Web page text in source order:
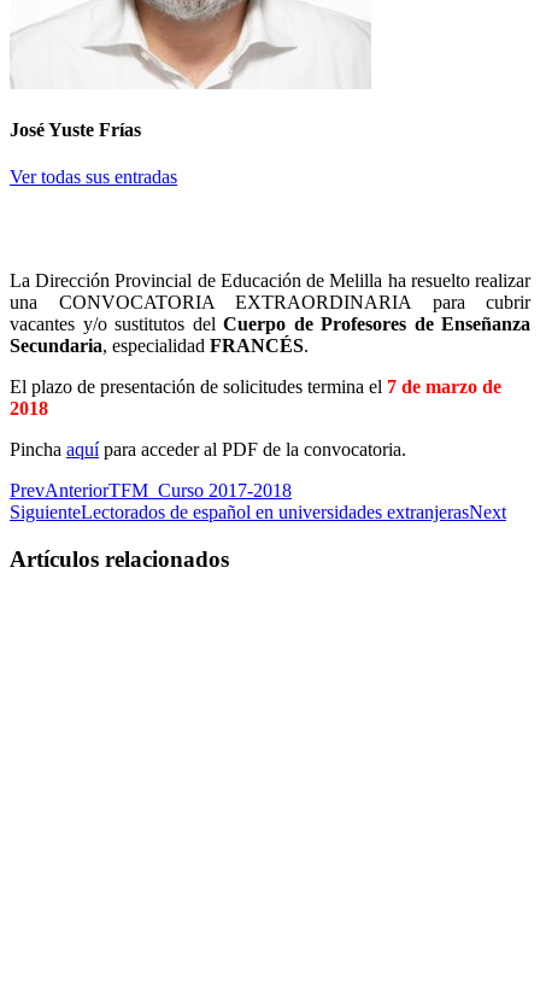
José Yuste Frías
Ver todas sus entradas
La Dirección Provincial de Educación de Melilla ha resuelto realizar
una CONVOCATORIA EXTRAORDINARIA para cubrir
vacantes y/o sustitutos del Cuerpo de Profesores de Enseñanza
Secundaria, especialidad FRANCÉS.
El plazo de presentación de solicitudes termina el 7 de marzo de
2018
Pincha aquípara acceder al PDF de la convocatoria.
PrevAnteriorTFM_Curso 2017-2018
SiguienteLectorados de español en universidades extranjerasNext
Artículos relacionados